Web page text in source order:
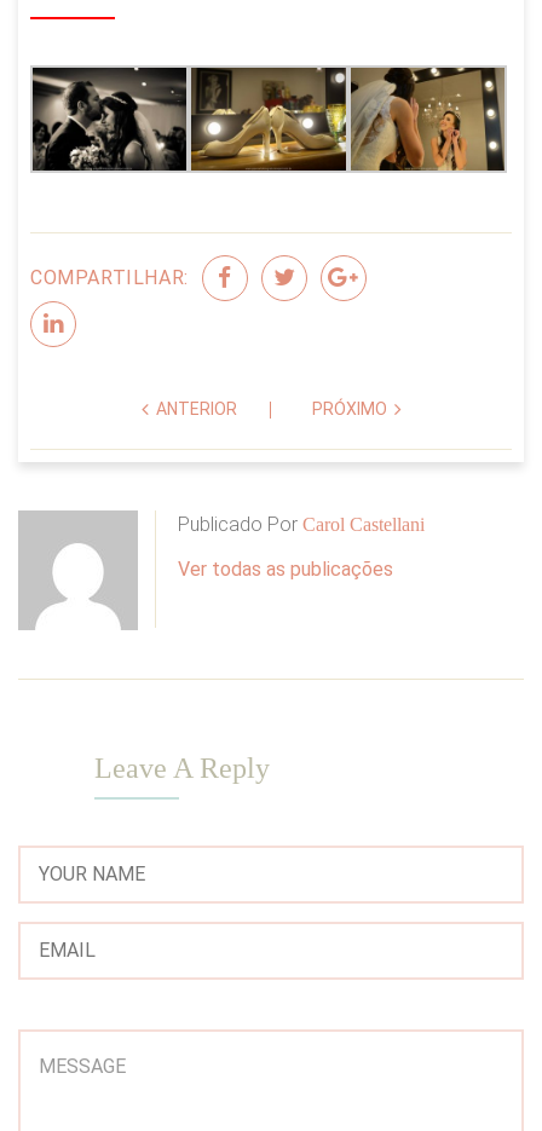
COMPARTILHAR:
ANTERIOR PRÓXIMO
Publicado Por Carol Castellani
Ver todas as publicações
Leave A Reply